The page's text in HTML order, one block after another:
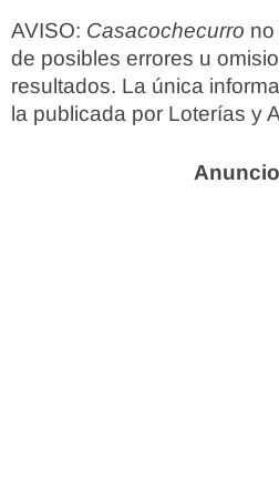
AVISO: Casacochecurro
de posibles errores u
resultados. La única
la publicada por Loterías y